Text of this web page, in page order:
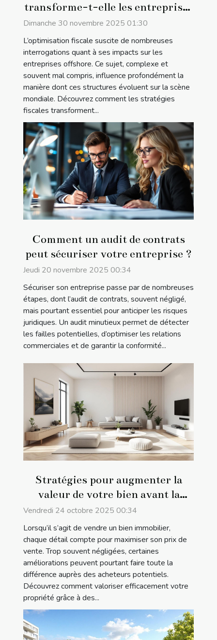
transforme-t-elle les entreprises
offshore ?
Dimanche 30 novembre 2025 01:30
L’optimisation fiscale suscite de nombreuses
interrogations quant à ses impacts sur les
entreprises offshore. Ce sujet, complexe et
souvent mal compris, influence profondément la
manière dont ces structures évoluent sur la scène
mondiale. Découvrez comment les stratégies
fiscales transforment...
Comment un audit de contrats
peut sécuriser votre entreprise ?
Jeudi 20 novembre 2025 00:34
Sécuriser son entreprise passe par de nombreuses
étapes, dont l’audit de contrats, souvent négligé,
mais pourtant essentiel pour anticiper les risques
juridiques. Un audit minutieux permet de détecter
les failles potentielles, d’optimiser les relations
commerciales et de garantir la conformité...
Stratégies pour augmenter la
valeur de votre bien avant la
vente
Vendredi 24 octobre 2025 00:34
Lorsqu’il s’agit de vendre un bien immobilier,
chaque détail compte pour maximiser son prix de
vente. Trop souvent négligées, certaines
améliorations peuvent pourtant faire toute la
différence auprès des acheteurs potentiels.
Découvrez comment valoriser efficacement votre
propriété grâce à des...